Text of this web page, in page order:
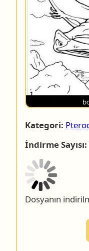
Kategori:
İndirme Sayısı:
Dosyanın